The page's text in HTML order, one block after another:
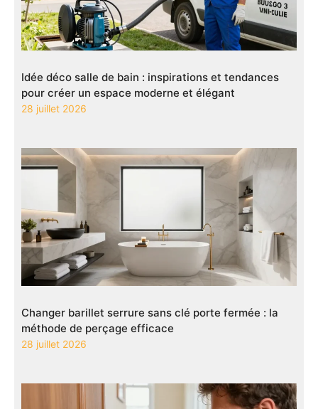
Idée déco salle de bain : inspirations et tendances
pour créer un espace moderne et élégant
28 juillet 2026
Changer barillet serrure sans clé porte fermée : la
méthode de perçage efficace
28 juillet 2026